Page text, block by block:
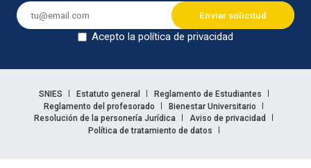
Acepto la política de privacidad
Enlaces legales
SNIES Estatuto general
Reglamento de Estudiantes
Reglamento del profesorado
Bienestar Universitario
Resolución de la personería Jurídica
Aviso de privacidad
Política de tratamiento de datos